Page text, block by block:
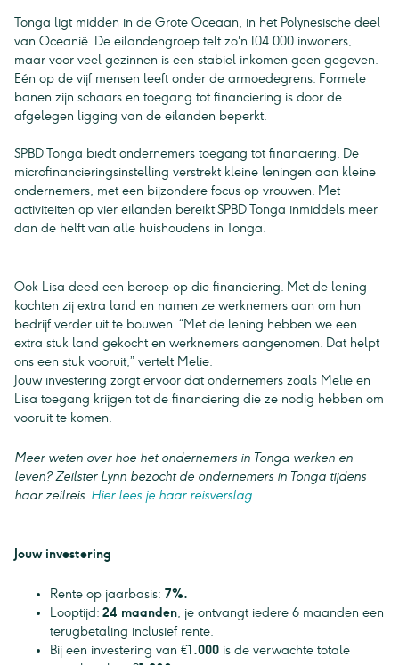
Tonga ligt midden in de Grote Oceaan, in het Polynesische deel
van Oceanië. De eilandengroep telt zo'n 104.000 inwoners,
maar voor veel gezinnen is een stabiel inkomen geen gegeven.
Eén op de vijf mensen leeft onder de armoedegrens. Formele
banen zijn schaars en toegang tot financiering is door de
afgelegen ligging van de eilanden beperkt.
SPBD Tonga biedt ondernemers toegang tot financiering. De
microfinancieringsinstelling verstrekt kleine leningen aan kleine
ondernemers, met een bijzondere focus op vrouwen. Met
activiteiten op vier eilanden bereikt SPBD Tonga inmiddels meer
dan de helft van alle huishoudens in Tonga.
Ook Lisa deed een beroep op die financiering. Met de lening
kochten zij extra land en namen ze werknemers aan om hun
bedrijf verder uit te bouwen. “Met de lening hebben we een
extra stuk land gekocht en werknemers aangenomen. Dat helpt
ons een stuk vooruit,” vertelt Melie.
Jouw investering zorgt ervoor dat ondernemers zoals Melie en
Lisa toegang krijgen tot de financiering die ze nodig hebben om
vooruit te komen.
Meer weten over hoe het ondernemers in Tonga werken en
leven? Zeilster Lynn bezocht de ondernemers in Tonga tijdens
haar zeilreis. Hier lees je haar reisverslag
Jouw investering
Rente op jaarbasis: 7%.
Looptijd: 24 maanden, je ontvangt iedere 6 maanden een
terugbetaling inclusief rente.
Bij een investering van €1.000 is de verwachte totale